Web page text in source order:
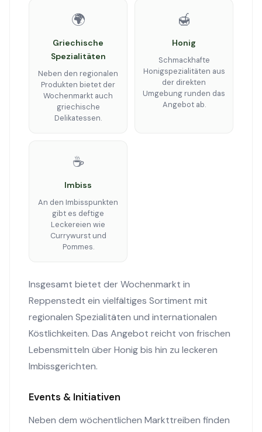
🌍
Griechische
Spezialitäten
Neben den regionalen
Produkten bietet der
Wochenmarkt auch
griechische
Delikatessen.
🍯
Honig
Schmackhafte
Honigspezialitäten aus
der direkten
Umgebung runden das
Angebot ab.
☕
Imbiss
An den Imbisspunkten
gibt es deftige
Leckereien wie
Currywurst und
Pommes.
Insgesamt bietet der Wochenmarkt in
Reppenstedt ein vielfältiges Sortiment mit
regionalen Spezialitäten und internationalen
Köstlichkeiten. Das Angebot reicht von frischen
Lebensmitteln über Honig bis hin zu leckeren
Imbissgerichten.
Events & Initiativen
Neben dem wöchentlichen Markttreiben finden